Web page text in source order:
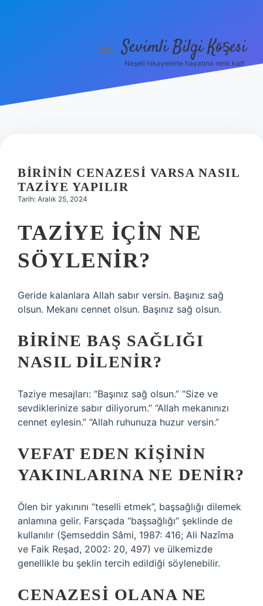
Hakkımızda
menüyüSevimli Bilgi Köşesi
Neşeli hikayelerle hayatına renk kat!
BIRININ CENAZESI VARSA NASIL
TAZIYE YAPILIR
Tarih: Aralık 25, 2024
TAZIYE IÇIN NE
SÖYLENIR?
Geride kalanlara Allah sabır versin. Başınız sağ
olsun. Mekanı cennet olsun. Başınız sağ olsun.
BIRINE BAŞ SAĞLIĞI
NASIL DILENIR?
Taziye mesajları: “Başınız sağ olsun.” “Size ve
sevdiklerinize sabır diliyorum.” “Allah mekanınızı
cennet eylesin.” “Allah ruhunuza huzur versin.”
VEFAT EDEN KIŞININ
YAKINLARINA NE DENIR?
Ölen bir yakınını “teselli etmek”, başsağlığı dilemek
anlamına gelir. Farsçada “başsağlığı” şeklinde de
kullanılır (Şemseddin Sâmi, 1987: 416; Ali Nazîma
ve Faik Reşad, 2002: 20, 497) ve ülkemizde
genellikle bu şeklin tercih edildiği söylenebilir.
CENAZESI OLANA NE